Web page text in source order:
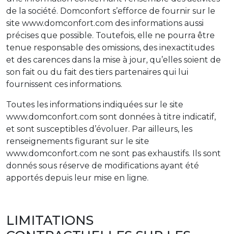
de la société. Domconfort s’efforce de fournir sur le
site www.domconfort.com des informations aussi
précises que possible. Toutefois, elle ne pourra être
tenue responsable des omissions, des inexactitudes
et des carences dans la mise à jour, qu’elles soient de
son fait ou du fait des tiers partenaires qui lui
fournissent ces informations.
Toutes les informations indiquées sur le site
www.domconfort.com sont données à titre indicatif,
et sont susceptibles d’évoluer. Par ailleurs, les
renseignements figurant sur le site
www.domconfort.com ne sont pas exhaustifs. Ils sont
donnés sous réserve de modifications ayant été
apportés depuis leur mise en ligne.
LIMITATIONS